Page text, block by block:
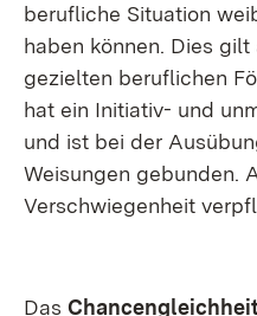
berufliche Situation
haben können. Dies
gezielten beruflichen
hat ein Initiativ- und
und ist bei der
Weisungen gebunden.
Verschwiegenheit
Das